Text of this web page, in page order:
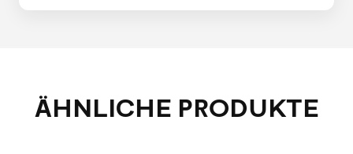
ÄHNLICHE PRODUKTE